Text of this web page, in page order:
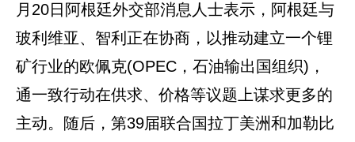
月20日阿根廷外交部消息人士表示，阿根廷与
玻利维亚、智利正在协商，以推动建立一个锂
矿行业的欧佩克(OPEC，石油输出国组织)，
通一致行动在供求、价格等议题上谋求更多的
主动。随后，第39届联合国拉丁美洲和加勒比